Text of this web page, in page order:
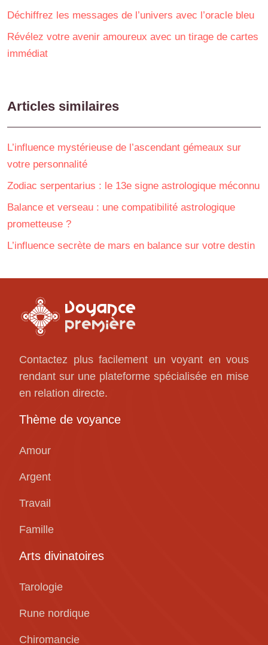
Déchiffrez les messages de l’univers avec l’oracle bleu
Révélez votre avenir amoureux avec un tirage de cartes
immédiat
Articles similaires
L’influence mystérieuse de l’ascendant gémeaux sur
votre personnalité
Zodiac serpentarius : le 13e signe astrologique méconnu
Balance et verseau : une compatibilité astrologique
prometteuse ?
L’influence secrète de mars en balance sur votre destin
Contactez plus facilement un voyant en vous
rendant sur une plateforme spécialisée en mise
en relation directe.
Thème de voyance
Amour
Argent
Travail
Famille
Arts divinatoires
Tarologie
Rune nordique
Chiromancie